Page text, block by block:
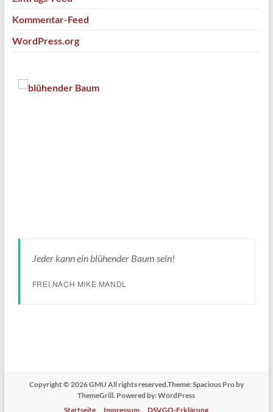
Kommentar-Feed
WordPress.org
Jeder kann ein blühender Baum sein!
FREI NACH MIKE MANDL
Copyright © 2026GMU All rights reserved.Theme:Spacious Proby
ThemeGrill. Powered by:WordPress
Startseite
Impressum DSVGO-Erklärung